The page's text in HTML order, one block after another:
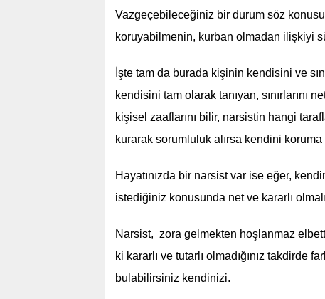
Vazgeçebileceğiniz bir durum söz
koruyabilmenin, kurban olmadan ilişkiyi
İşte tam da burada kişinin kendisini ve
kendisini tam olarak tanıyan, sınırlarını
kişisel zaaflarını bilir, narsistin hangi
kurarak sorumluluk alırsa kendini koruma
Hayatınızda bir narsist var ise eğer,
istediğiniz konusunda net ve kararlı
Narsist, zora gelmekten hoşlanmaz
ki kararlı ve tutarlı olmadığınız takdirde
bulabilirsiniz kendinizi.